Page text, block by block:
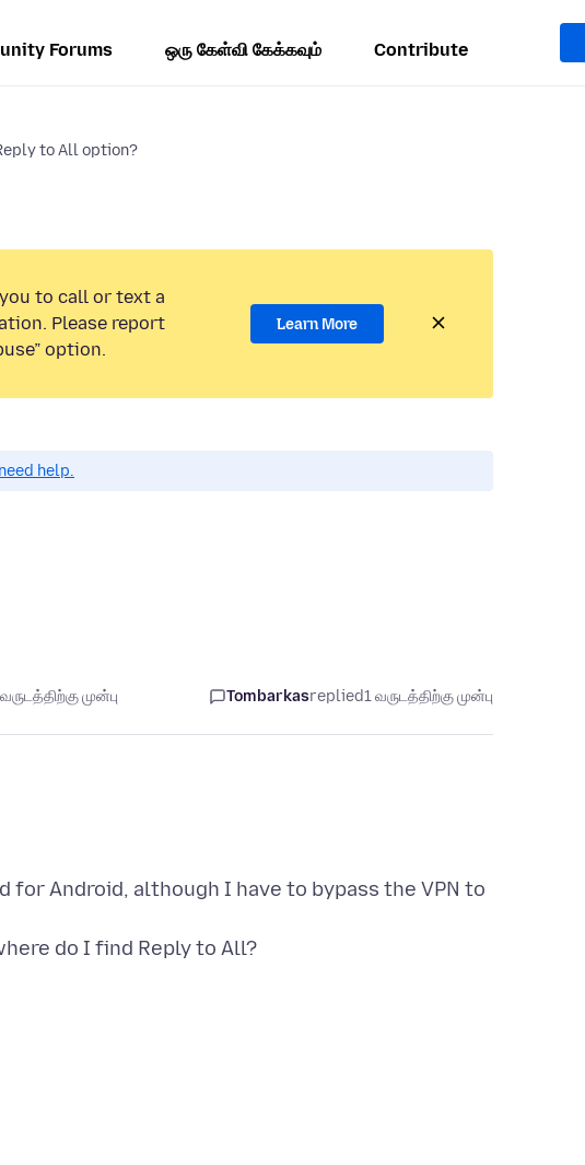
Forums ஒரு கேள்வி கேக்கவும் Contribute
to All option?
to call or text a
Please report
option.
Learn More
help.
முன்பு Tombarkasreplied1 வருடத்திற்கு முன்பு
for Android, although I have to bypass the VPN to